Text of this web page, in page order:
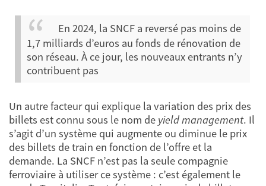
En 2024, la SNCF a reversé pas moins de
1,7 milliards d’euros au fonds de rénovation de
son réseau. À ce jour, les nouveaux entrants n’y
contribuent pas
Un autre facteur qui explique la variation des prix des
billets est connu sous le nom de yield management. Il
s’agit d’un système qui augmente ou diminue le prix
des billets de train en fonction de l’offre et la
demande. La SNCF n’est pas la seule compagnie
ferroviaire à utiliser ce système : c’est également le